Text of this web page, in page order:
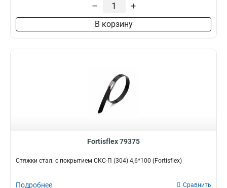
– +
В корзину
Fortisflex 79375
Стяжки стал. с покрытием СКС-П (304) 4,6*100 (Fortisflex)
Подробнее Сравнить